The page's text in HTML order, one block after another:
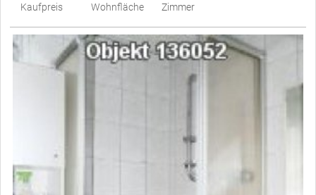
Kaufpreis
Wohnfläche
Zimmer